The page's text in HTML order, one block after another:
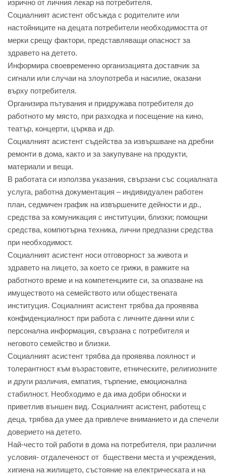
изрично от личния лекар на потребителя.
Социалният асистент обсъжда с родителите или
настойниците на децата потребители необходимостта от
мерки срещу фактори, представляващи опасност за
здравето на детето.
Информира своевременно организацията доставчик за
сигнали или случаи на злоупотреба и насилие, оказани
върху потребителя.
Организира пътувания и придружава потребителя до
работното му място, при разходка и посещение на кино,
театър, концерти, църква и др.
Социалният асистент съдейства за извършване на дребни
ремонти в дома, както и за закупуване на продукти,
материали и вещи.
В работата си използва указания, свързани със социалната
услуга, работна документация – индивидуален работен
план, седмичен график на извършените дейности и др.,
средства за комуникация с институции, близки; помощни
средства, компютърна техника, лични предпазни средства
при необходимост.
Социалният асистент носи отговорност за живота и
здравето на лицето, за което се грижи, в рамките на
работното време и на компетенциите си, за опазване на
имуществото на семейството или обществената
институция. Социалният асистент трябва да проявява
конфиденциалност при работа с личните данни или с
персонална информация, свързана с потребителя и
неговото семейство и близки.
Социалният асистент трябва да проявява лоялност и
толерантност към възрастовите, етническите, религиозните
и други различия, емпатия, търпение, емоционална
стабилност. Необходимо е да има добри обноски и
приветлив външен вид. Социалният асистент, работещ с
деца, трябва да умее да привлече вниманието и да спечели
доверието на детето.
Най-често той работи в дома на потребителя, при различни
условия- отдалеченост от бществени места и учреждения,
хигиена на жилището, състояние на електрическата и на